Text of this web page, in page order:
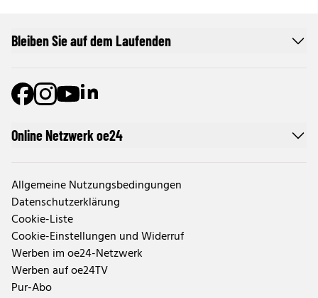
Online Netzwerk oe24
Allgemeine Nutzungsbedingungen
Datenschutzerklärung
Cookie-Liste
Cookie-Einstellungen und Widerruf
Werben im oe24-Netzwerk
Werben auf oe24TV
Pur-Abo
Bleiben Sie auf dem Laufenden